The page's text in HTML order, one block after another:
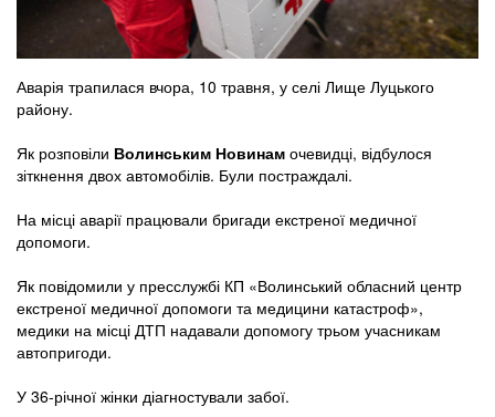
Аварія трапилася вчора, 10 травня, у селі Лище Луцького
району.
Як розповіли Волинським Новинам очевидці, відбулося
зіткнення двох автомобілів. Були постраждалі.
На місці аварії працювали бригади екстреної медичної
допомоги.
Як повідомили у пресслужбі КП «Волинський обласний центр
екстреної медичної допомоги та медицини катастроф»,
медики на місці ДТП надавали допомогу трьом учасникам
автопригоди.
У 36-річної жінки діагностували забої.